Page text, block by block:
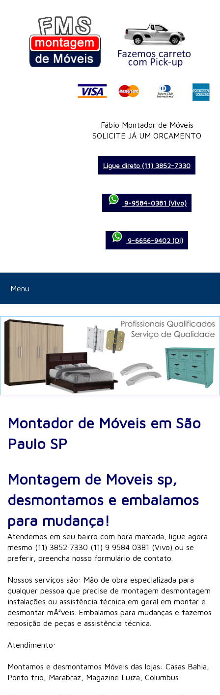
Fábio Montador de Móveis
SOLICITE JÁ UM ORÇAMENTO
Ligue direto (11) 3852-7330
9-9584-0381 (Vivo)
9-6656-9402 (Oi)
Menu
Montador de Móveis em São
Paulo SP
Montagem de Moveis sp,
desmontamos e embalamos
para mudança!
Atendemos em seu bairro com hora marcada, ligue agora
mesmo (11) 3852 7330 (11) 9 9584 0381 (Vivo) ou se
preferir, preencha nosso formulário de contato.
Nossos serviços são: Mão de obra especializada para
qualquer pessoa que precise de montagem desmontagem
instalações ou assistência técnica em geral em montar e
desmontar mÃ³veis. Embalamos para mudanças e fazemos
reposição de peças e assistência técnica.
Atendimento:
Montamos e desmontamos Móveis das lojas: Casas Bahia,
Ponto frio, Marabraz, Magazine Luiza, Columbus.